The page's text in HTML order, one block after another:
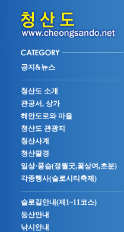
공지&뉴스
청산도 소개
관공서, 상가
해안도로와 마을
청산도 관광지
청산사계
청산팔경
일상·풍습(정월굿,꽃상여,초분)
각종행사(슬로시티축제)
슬로길안내(제1~11코스)
등산안내
낚시안내